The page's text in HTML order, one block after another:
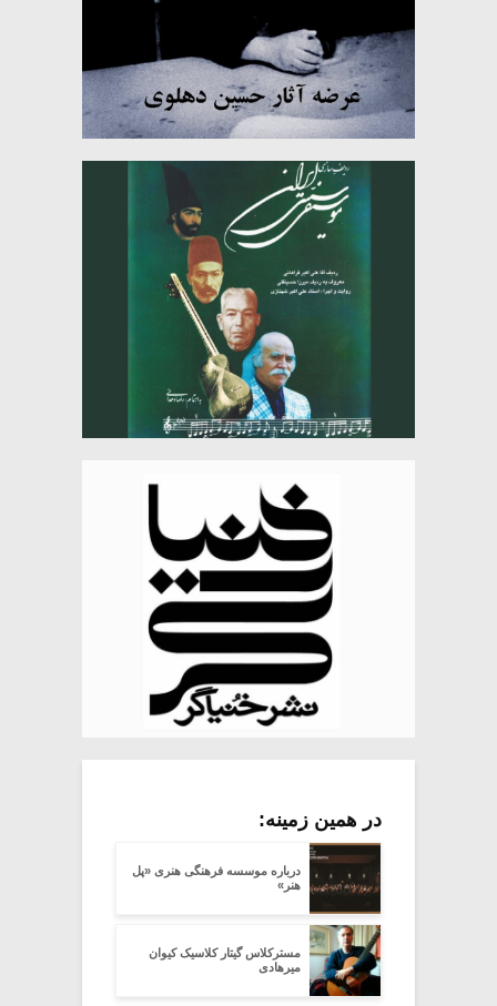
در همین زمینه:
درباره موسسه فرهنگی هنری «پل
هنر»
مسترکلاس گیتار کلاسیک کیوان
میرهادی